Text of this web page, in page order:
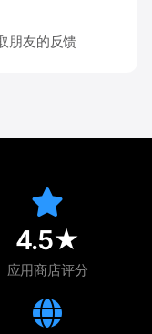
朋友的反馈
4.5★
应用商店评分